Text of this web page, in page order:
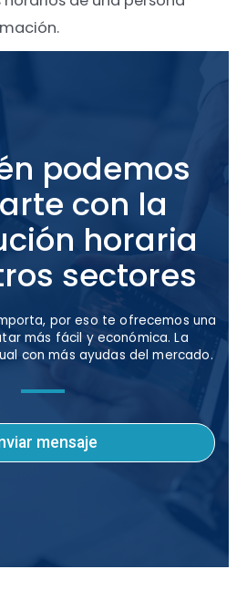
podemos
con la
horaria
sectores
por eso te ofrecemos una
más fácil y económica. La
con más ayudas del mercado.
mensaje